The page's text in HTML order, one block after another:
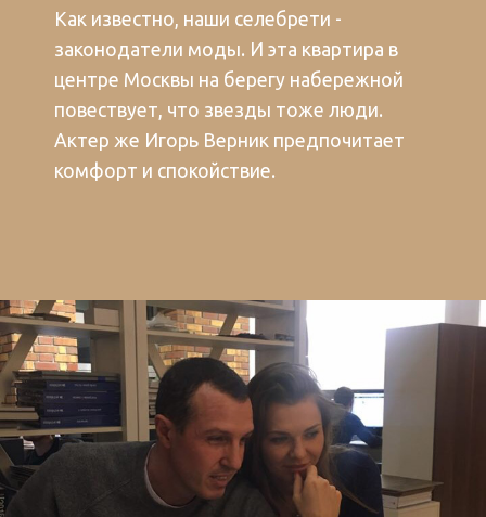
Как известно, наши селебрети -
законодатели моды. И эта квартира в
центре Москвы на берегу набережной
повествует, что звезды тоже люди.
Актер же Игорь Верник предпочитает
комфорт и спокойствие.